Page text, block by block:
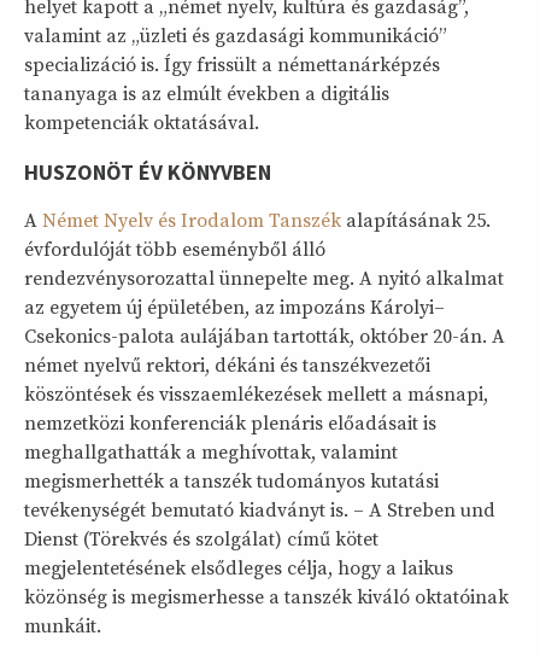
helyet kapott a „német nyelv, kultúra és gazdaság”,
valamint az „üzleti és gazdasági kommunikáció”
specializáció is. Így frissült a némettanárképzés
tananyaga is az elmúlt években a digitális
kompetenciák oktatásával.
HUSZONÖT ÉV KÖNYVBEN
A Német Nyelv és Irodalom Tanszék alapításának 25.
évfordulóját több eseményből álló
rendezvénysorozattal ünnepelte meg. A nyitó alkalmat
az egyetem új épületében, az impozáns Károlyi–
Csekonics-palota aulájában tartották, október 20-án. A
német nyelvű rektori, dékáni és tanszékvezetői
köszöntések és visszaemlékezések mellett a másnapi,
nemzetközi konferenciák plenáris előadásait is
meghallgathatták a meghívottak, valamint
megismerhették a tanszék tudományos kutatási
tevékenységét bemutató kiadványt is. – A Streben und
Dienst (Törekvés és szolgálat) című kötet
megjelentetésének elsődleges célja, hogy a laikus
közönség is megismerhesse a tanszék kiváló oktatóinak
munkáit.